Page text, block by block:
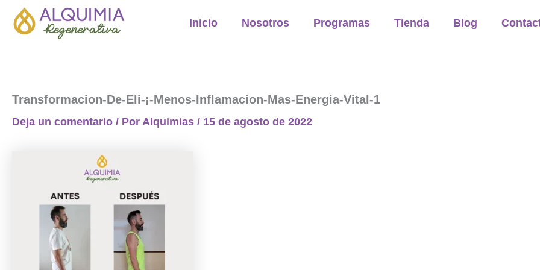
Inicio Nosotros Programas Tienda Blog
Transformacion-De-Eli-¡-Menos-Inflamacion-Mas-Energia-Vital-1
Deja un comentario / Por Alquimias / 15 de agosto de 2022